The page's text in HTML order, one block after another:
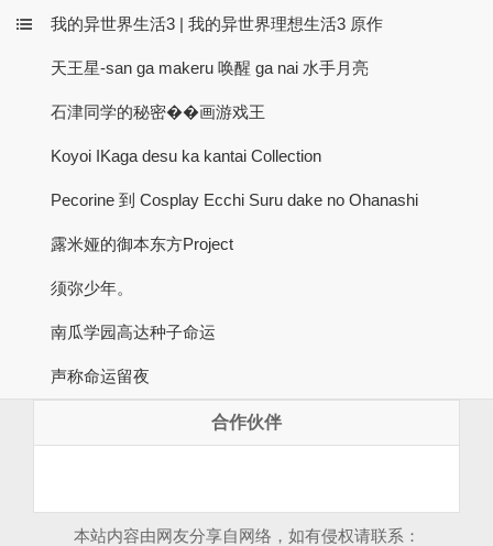
我的异世界生活3 | 我的异世界理想生活3 原作
天王星-san ga makeru 唤醒 ga nai 水手月亮
石津同学的秘密��画游戏王
Koyoi IKaga desu ka kantai Collection
Pecorine 到 Cosplay Ecchi Suru dake no Ohanashi
露米娅的御本东方Project
须弥少年。
南瓜学园高达种子命运
声称命运留夜
合作伙伴
本站内容由网友分享自网络，如有侵权请联系：